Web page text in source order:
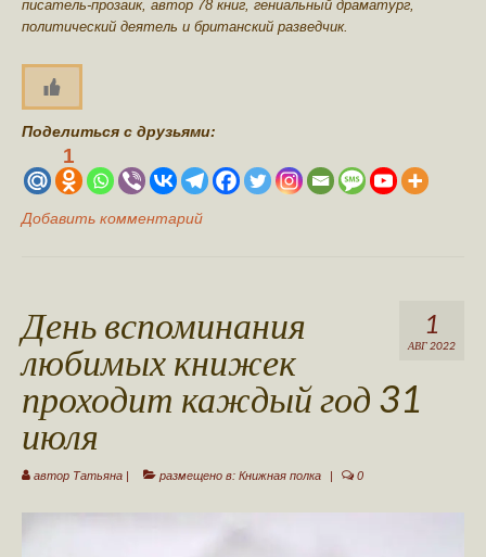
писатель-прозаик, автор 78 книг, гениальный драматург,
политический деятель и британский разведчик.
Поделиться с друзьями:
1
Добавить комментарий
1
АВГ 2022
День вспоминания
любимых книжек
проходит каждый год 31
июля
автор Татьяна размещено в: Книжная полка 0